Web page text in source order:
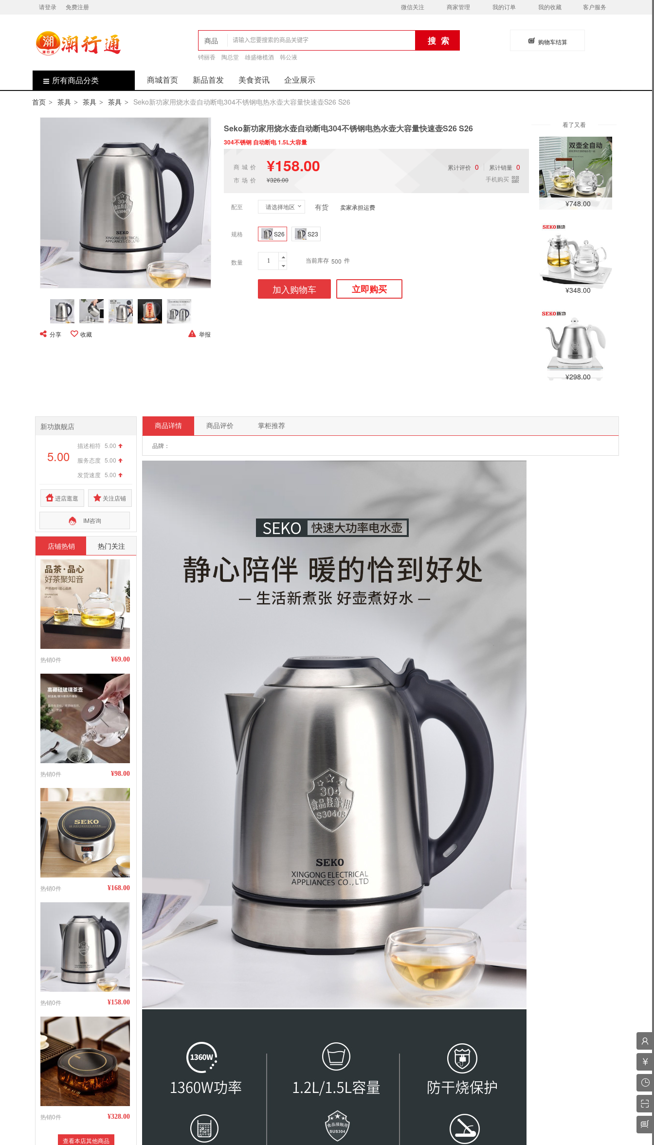
请登录 免费注册 微信关注 商家管理 我的订单 我的收藏 客户服务
商品
店铺
锜丽香 陶总堂 雄盛橄榄酒 韩公液
购物车结算
所有商品分类 商城首页 新品首发 美食资讯 企业展示
首页 > 茶具 > 茶具 > 茶具 > Seko新功家用烧水壶自动断电304不锈钢电热水壶大容量快速壶S26 S26
分享 收藏 举报
Seko新功家用烧水壶自动断电304不锈钢电热水壶大容量快速壶S26 S26
304不锈钢 自动断电 1.5L大容量
商城价 ¥158.00
市场价 ¥326.00
累计评价 0 累计销量 0
手机购买
配至 请选择地区 有货 卖家承担运费
规格 S26 S23
数量 当前库存 500 件
加入购物车 立即购买
看了又看
¥748.00
¥348.00
¥298.00
商品详情 商品评价 掌柜推荐
品牌：
新功旗舰店
5.00
描述相符 5.00
服务态度 5.00
发货速度 5.00
进店逛逛 关注店铺
IM咨询
店铺热销 热门关注
¥69.00
热销0件
¥98.00
热销0件
¥168.00
热销0件
¥158.00
热销0件
¥328.00
热销0件
查看本店其他商品